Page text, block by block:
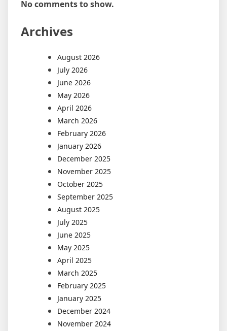
No comments to show.
Archives
August 2026
July 2026
June 2026
May 2026
April 2026
March 2026
February 2026
January 2026
December 2025
November 2025
October 2025
September 2025
August 2025
July 2025
June 2025
May 2025
April 2025
March 2025
February 2025
January 2025
December 2024
November 2024